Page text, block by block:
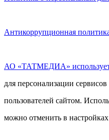
Антикоррупционная
АО «ТАТМЕДИА» использует
для персонализации сервисов
пользователей сайтом.
можно отменить в настройках